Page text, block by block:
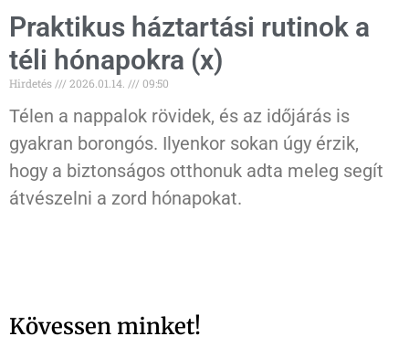
Praktikus háztartási rutinok a
téli hónapokra (x)
Hirdetés 2026.01.14. 09:50
Télen a nappalok rövidek, és az időjárás is
gyakran borongós. Ilyenkor sokan úgy érzik,
hogy a biztonságos otthonuk adta meleg segít
átvészelni a zord hónapokat.
Kövessen minket!